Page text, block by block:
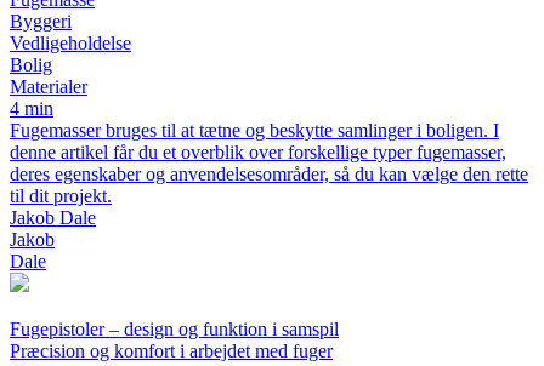
Byggeri
Vedligeholdelse
Bolig
Materialer
4 min
Fugemasser bruges til at tætne og beskytte samlinger i boligen. I
denne artikel får du et overblik over forskellige typer fugemasser,
deres egenskaber og anvendelsesområder, så du kan vælge den rette
til dit projekt.
Jakob Dale
Jakob
Dale
Fugepistoler – design og funktion i samspil
Præcision og komfort i arbejdet med fuger